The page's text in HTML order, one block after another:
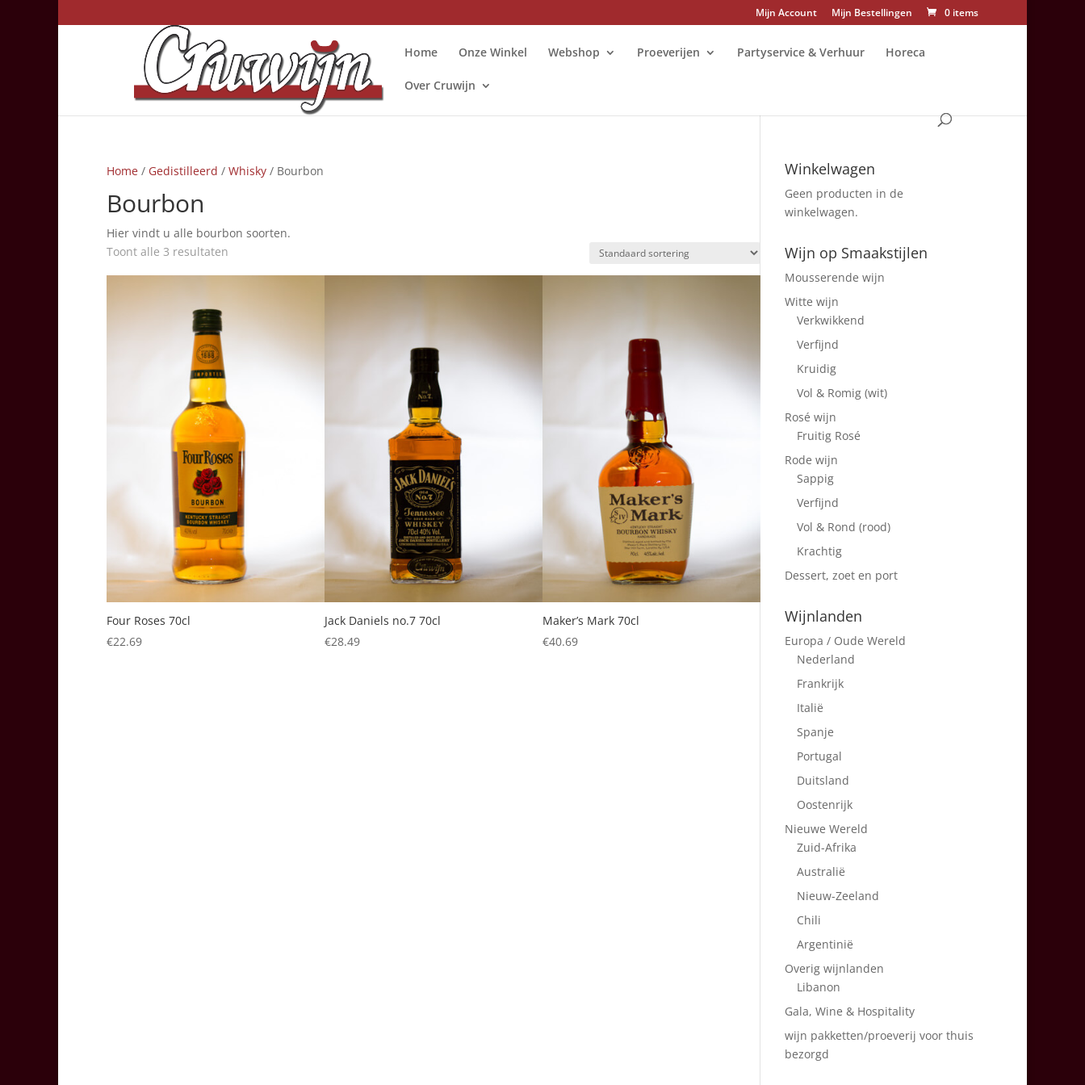
Mijn Account Mijn Bestellingen 0 items
Home Onze Winkel Webshop Proeverijen Partyservice & Verhuur Horeca
Over Cruwijn
Home / Gedistilleerd / Whisky / Bourbon
Bourbon
Hier vindt u alle bourbon soorten.
Toont alle 3 resultaten
Four Roses 70cl
€22.69
Jack Daniels no.7 70cl
€28.49
Maker’s Mark 70cl
€40.69
Winkelwagen
Geen producten in de
winkelwagen.
Wijn op Smaakstijlen
Mousserende wijn
Witte wijn
Verkwikkend
Verfijnd
Kruidig
Vol & Romig (wit)
Rosé wijn
Fruitig Rosé
Rode wijn
Sappig
Verfijnd
Vol & Rond (rood)
Krachtig
Dessert, zoet en port
Wijnlanden
Europa / Oude Wereld
Nederland
Frankrijk
Italië
Spanje
Portugal
Duitsland
Oostenrijk
Nieuwe Wereld
Zuid-Afrika
Australië
Nieuw-Zeeland
Chili
Argentinië
Overig wijnlanden
Libanon
Gala, Wine & Hospitality
wijn pakketten/proeverij voor thuis
bezorgd